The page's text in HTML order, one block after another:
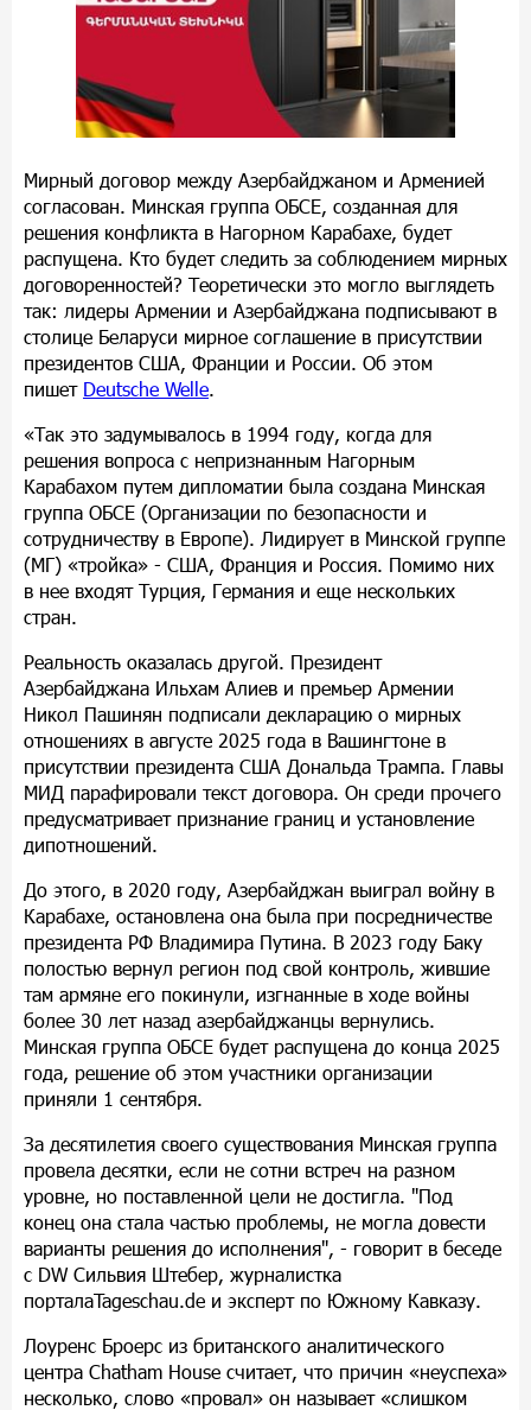
Мирный договор между Азербайджаном и Арменией
согласован. Минская группа ОБСЕ, созданная для
решения конфликта в Нагорном Карабахе, будет
распущена. Кто будет следить за соблюдением мирных
договоренностей? Теоретически это могло выглядеть
так: лидеры Армении и Азербайджана подписывают в
столице Беларуси мирное соглашение в присутствии
президентов США, Франции и России. Об этом
пишет Deutsche Welle.
«Так это задумывалось в 1994 году, когда для
решения вопроса с непризнанным Нагорным
Карабахом путем дипломатии была создана Минская
группа ОБСЕ (Организации по безопасности и
сотрудничеству в Европе). Лидирует в Минской группе
(МГ) «тройка» - США, Франция и Россия. Помимо них
в нее входят Турция, Германия и еще нескольких
стран.
Реальность оказалась другой. Президент
Азербайджана Ильхам Алиев и премьер Армении
Никол Пашинян подписали декларацию о мирных
отношениях в августе 2025 года в Вашингтоне в
присутствии президента США Дональда Трампа. Главы
МИД парафировали текст договора. Он среди прочего
предусматривает признание границ и установление
дипотношений.
До этого, в 2020 году, Азербайджан выиграл войну в
Карабахе, остановлена она была при посредничестве
президента РФ Владимира Путина. В 2023 году Баку
полостью вернул регион под свой контроль, жившие
там армяне его покинули, изгнанные в ходе войны
более 30 лет назад азербайджанцы вернулись.
Минская группа ОБСЕ будет распущена до конца 2025
года, решение об этом участники организации
приняли 1 сентября.
За десятилетия своего существования Минская группа
провела десятки, если не сотни встреч на разном
уровне, но поставленной цели не достигла. "Под
конец она стала частью проблемы, не могла довести
варианты решения до исполнения", - говорит в беседе
с DW Сильвия Штебер, журналистка
порталаTageschau.de и эксперт по Южному Кавказу.
Лоуренс Броерс из британского аналитического
центра Chatham House считает, что причин «неуспеха»
несколько, слово «провал» он называет «слишком